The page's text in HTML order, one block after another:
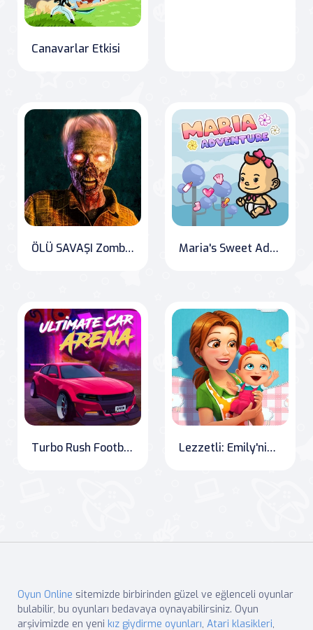
Canavarlar Etkisi
ÖLÜ SAVAŞI Zombi Avcısı Silah Oyunları Maria's Sweet Adventure
Turbo Rush Football: Drive and Score in Ultimate Car Arena Lezzetli: Emily'nin Yeni Başlangıcı
Oyun Online sitemizde birbirinden güzel ve eğlenceli oyunlar
bulabilir, bu oyunları bedavaya oynayabilirsiniz. Oyun
arşivimizde en yeni kız giydirme oyunları, Atari klasikleri,